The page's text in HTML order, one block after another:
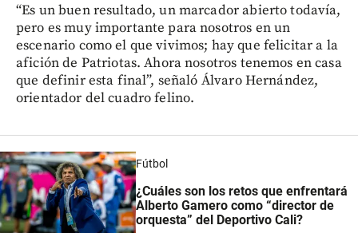
“Es un buen resultado, un marcador abierto todavía,
pero es muy importante para nosotros en un
escenario como el que vivimos; hay que felicitar a la
afición de Patriotas. Ahora nosotros tenemos en casa
que definir esta final”, señaló Álvaro Hernández,
orientador del cuadro felino.
Fútbol
¿Cuáles son los retos que enfrentará
Alberto Gamero como “director de
orquesta” del Deportivo Cali?